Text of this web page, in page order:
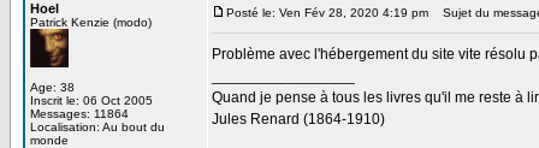
Hoel
Patrick Kenzie (modo)
Age: 38
Inscrit le: 06 Oct 2005
Messages: 11864
Localisation: Au bout du
monde
Posté le: Ven Fév 28, 2020 4:19 pm Sujet du
Problème avec l'hébergement du site vite résolu
Quand je pense à tous les livres qu'il me reste à
Jules Renard (1864-1910)